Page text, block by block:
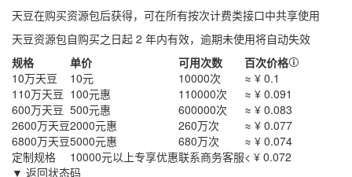
天豆在购买资源包后获得，可在所有按次计费类接口中共享使用
天豆资源包自购买之日起 2 年内有效，逾期未使用将自动失效
规格
单价 可用次数
百次价格
10万天豆
10元 10000次
≈ ¥ 0.1
110万天豆 100元惠 110000次
≈ ¥ 0.091
600万天豆 500元惠 600000次
≈ ¥ 0.083
2600万天豆2000元惠 260万次
≈ ¥ 0.077
6800万天豆5000元惠 680万次
≈ ¥ 0.074
定制规格
10000元以上专享优惠联系商务客服< ¥ 0.072
▼ 返回状态码